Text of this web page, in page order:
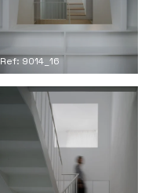
Ref: 9014_16